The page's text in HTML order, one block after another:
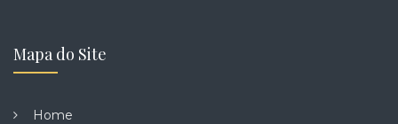
Mapa do Site
Home